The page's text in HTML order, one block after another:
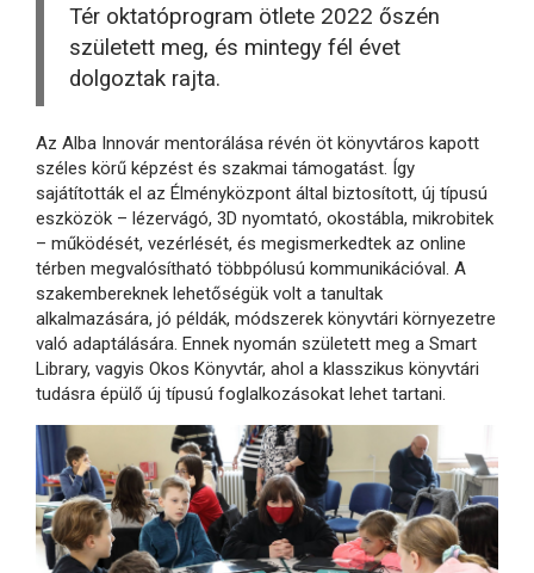
Tér oktatóprogram ötlete 2022 őszén
született meg, és mintegy fél évet
dolgoztak rajta.
Az Alba Innovár mentorálása révén öt könyvtáros kapott
széles körű képzést és szakmai támogatást. Így
sajátították el az Élményközpont által biztosított, új típusú
eszközök – lézervágó, 3D nyomtató, okostábla, mikrobitek
– működését, vezérlését, és megismerkedtek az online
térben megvalósítható többpólusú kommunikációval. A
szakembereknek lehetőségük volt a tanultak
alkalmazására, jó példák, módszerek könyvtári környezetre
való adaptálására. Ennek nyomán született meg a Smart
Library, vagyis Okos Könyvtár, ahol a klasszikus könyvtári
tudásra épülő új típusú foglalkozásokat lehet tartani.